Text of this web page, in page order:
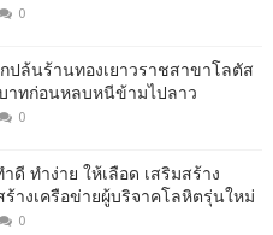
0
ปล้นร้านทองเยาวราชสาขาโลตัส
าทก่อนหลบหนีข้ามไปลาว
0
ดี ทำง่าย ให้เลือด เสริมสร้าง
ร้างเครือข่ายผู้บริจาคโลหิตรุ่นใหม่
0